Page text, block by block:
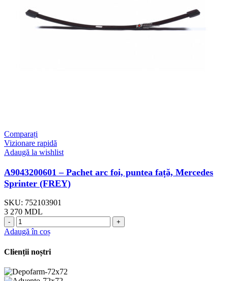
Comparați
Vizionare rapidă
Adaugă la wishlist
A9043200601 – Pachet arc foi, puntea față, Mercedes
Sprinter (FREY)
SKU: 752103901
3 270 MDL
Cantitate
A9043200601
Pachet
arc
puntea
Adaugă în coș
Clienții noștri